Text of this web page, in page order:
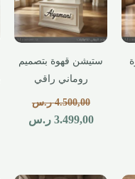
ستيشن قهوة بتصميم
روماني راقي
4.500,00 ر.س
3.499,00 ر.س